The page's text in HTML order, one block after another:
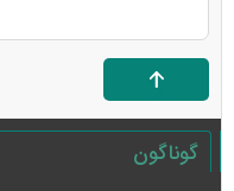
گوناگون